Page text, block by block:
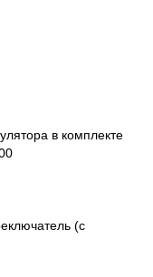
в комплекте
(с